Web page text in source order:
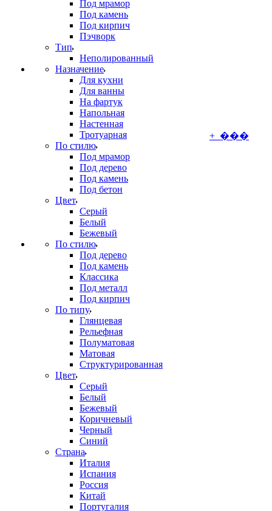
Под мрамор
Под камень
Под кирпич
Пэчворк
Тип
Неполированный
Назначение
Для кухни
Для ванны
На фартук
Напольная
Настенная
Тротуарная
По стилю
Под мрамор
Под дерево
Под камень
Под бетон
Цвет
Серый
Белый
Бежевый
По стилю
Под дерево
Под камень
Классика
Под металл
Под кирпич
По типу
Глянцевая
Рельефная
Полуматовая
Матовая
Структурированная
Цвет
Серый
Белый
Бежевый
Коричневый
Черный
Синий
Страна
Италия
Испания
Россия
Китай
Португалия
+ ���